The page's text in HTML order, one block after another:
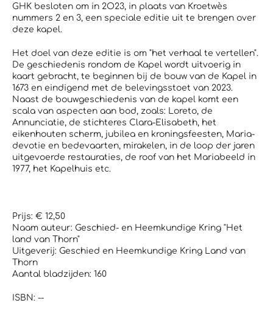
GHK besloten om in 2O23, in plaats van Kroetwès
nummers 2 en 3, een speciale editie uit te brengen over
deze kapel.
Het doel van deze editie is om "het verhaal te vertellen".
De geschiedenis rondom de Kapel wordt uitvoerig in
kaart gebracht, te beginnen bij de bouw van de Kapel in
1673 en eindigend met de belevingsstoet van 2023.
Naast de bouwgeschiedenis van de kapel komt een
scala van aspecten aan bod, zoals: Loreto, de
Annunciatie, de stichteres Clara-Elisabeth, het
eikenhouten scherm, jubilea en kroningsfeesten, Maria-
devotie en bedevaarten, mirakelen, in de loop der jaren
uitgevoerde restauraties, de roof van het Mariabeeld in
1977, het Kapelhuis etc.
Prijs: € 12,50
Naam auteur: Geschied- en Heemkundige Kring "Het
land van Thorn"
Uitgeverij: Geschied en Heemkundige Kring Land van
Thorn
Aantal bladzijden: 160
ISBN: --